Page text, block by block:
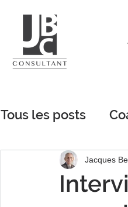
Tous les posts
Jacques